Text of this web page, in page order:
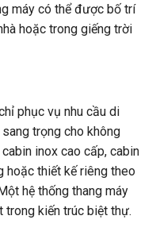
máy có thể được bố trí
hoặc trong giếng trời
phục vụ nhu cầu di
trọng cho không
inox cao cấp, cabin
hoặc thiết kế riêng theo
hệ thống thang máy
trong kiến trúc biệt thự.